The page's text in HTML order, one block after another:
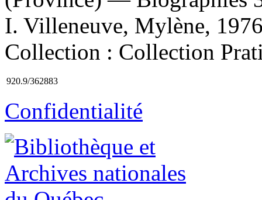
I. Villeneuve, Mylène,
Collection : Collection
920.9/362883
Confidentialité